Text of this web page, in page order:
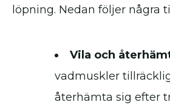
löpning. Nedan följer några
Vila och
vadmuskler
återhämta sig efter